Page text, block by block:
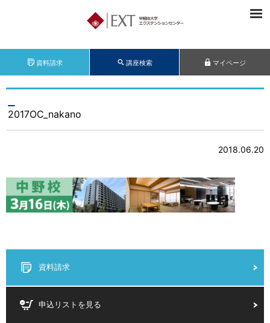
資料請求 講座検索 マイページ
2017OC_nakano
2018.06.20
資料請求
申込リストを見る